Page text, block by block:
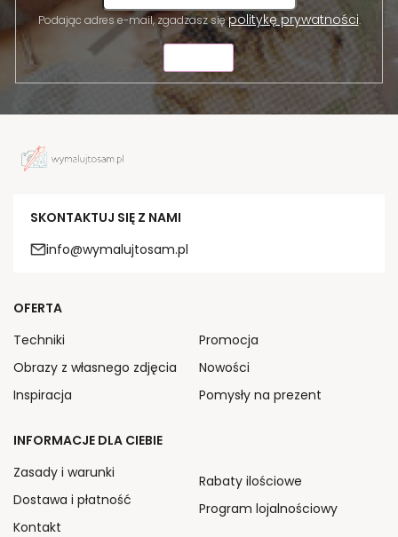
Podając adres e-mail, zgadzasz siępolitykę prywatności.
SKONTAKTUJ SIĘ Z NAMI
info@wymalujtosam.pl
OFERTA
Techniki
Obrazy z własnego zdjęcia
Inspiracja
Promocja
Nowości
Pomysły na prezent
INFORMACJE DLA CIEBIE
Zasady i warunki
Dostawa i płatność
Kontakt
Rabaty ilościowe
Program lojalnościowy